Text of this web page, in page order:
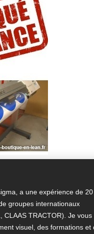
a une expérience de 20
groupes internationaux
CLAAS TRACTOR). Je vous
visuel, des formations et